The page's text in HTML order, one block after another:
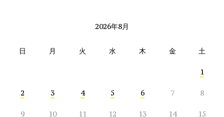
2026年8月
日 月 火 水 木 金 土
1
2 3 4 5 6 7 8
9 10 11 12 13 14 15